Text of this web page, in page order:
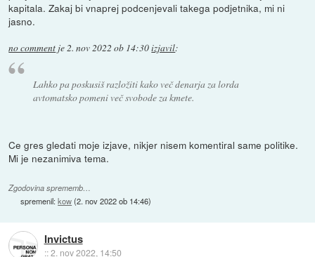
kapitala. Zakaj bi vnaprej podcenjevali takega podjetnika, mi ni
jasno.
no comment je2. nov 2022 ob 14:30izjavil:
Lahko pa poskusiš razložiti kako več denarja za lorda
avtomatsko pomeni več svobode za kmete.
Ce gres gledati moje izjave, nikjer nisem komentiral same politike.
Mi je nezanimiva tema.
Zgodovina sprememb…
spremenil:kow(2. nov 2022 ob 14:46)
Invictus
::2. nov 2022, 14:50